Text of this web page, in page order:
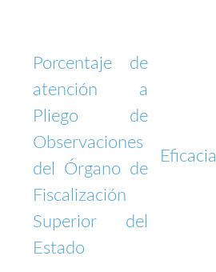
Porcentaje de
atención a
Pliego de
Observaciones
del Órgano de
Fiscalización
Superior del
Estado
Eficacia